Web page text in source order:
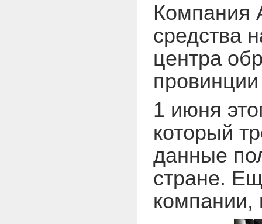
Компания
средства
центра
1 июня
который
данные
стране.
компании,